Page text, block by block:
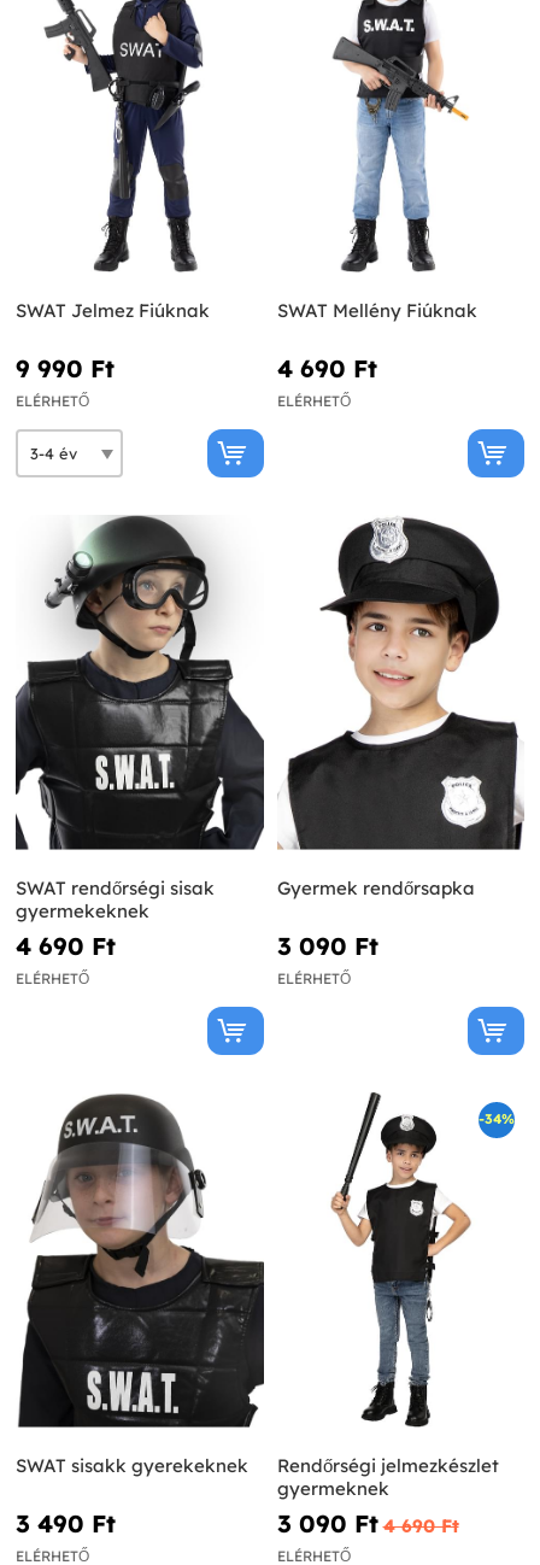
SWAT Jelmez Fiúknak
9 990 Ft‎
ELÉRHETŐ
SWAT Mellény Fiúknak
4 690 Ft‎
ELÉRHETŐ
SWAT rendőrségi sisak
gyermekeknek
4 690 Ft‎
ELÉRHETŐ
Gyermek rendőrsapka
3 090 Ft‎
ELÉRHETŐ
SWAT sisakk gyerekeknek
3 490 Ft‎
ELÉRHETŐ
-34%
Rendőrségi jelmezkészlet
gyermeknek
3 090 Ft‎ 4 690 Ft‎
ELÉRHETŐ